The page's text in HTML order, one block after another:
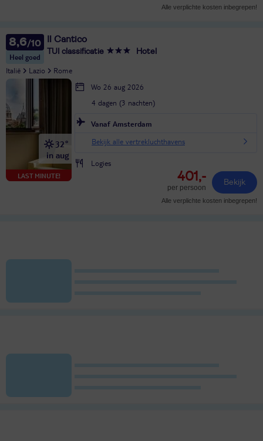
Alle verplichte kosten inbegrepen!
8,6
Heel goed
Il Cantico
TUI classificatie Hotel
Italië Lazio Rome
LAST MINUTE!
32°
in aug
Wo 26 aug 2026
4 dagen (3 nachten)
Vanaf Amsterdam
Bekijk alle vertrekluchthavens
Logies
401,-
per persoon
Bekijk
Alle verplichte kosten inbegrepen!